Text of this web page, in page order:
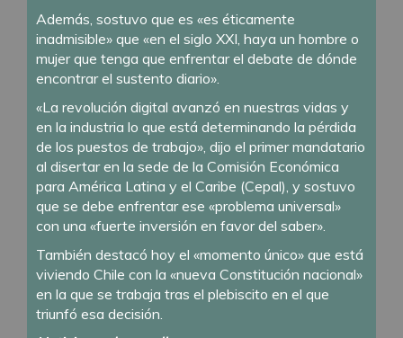
Además, sostuvo que es «es éticamente
inadmisible» que «en el siglo XXI, haya un hombre o
mujer que tenga que enfrentar el debate de dónde
encontrar el sustento diario».
«La revolución digital avanzó en nuestras vidas y
en la industria lo que está determinando la pérdida
de los puestos de trabajo», dijo el primer mandatario
al disertar en la sede de la Comisión Económica
para América Latina y el Caribe (Cepal), y sostuvo
que se debe enfrentar ese «problema universal»
con una «fuerte inversión en favor del saber».
También destacó hoy el «momento único» que está
viviendo Chile con la «nueva Constitución nacional»
en la que se trabaja tras el plebiscito en el que
triunfó esa decisión.